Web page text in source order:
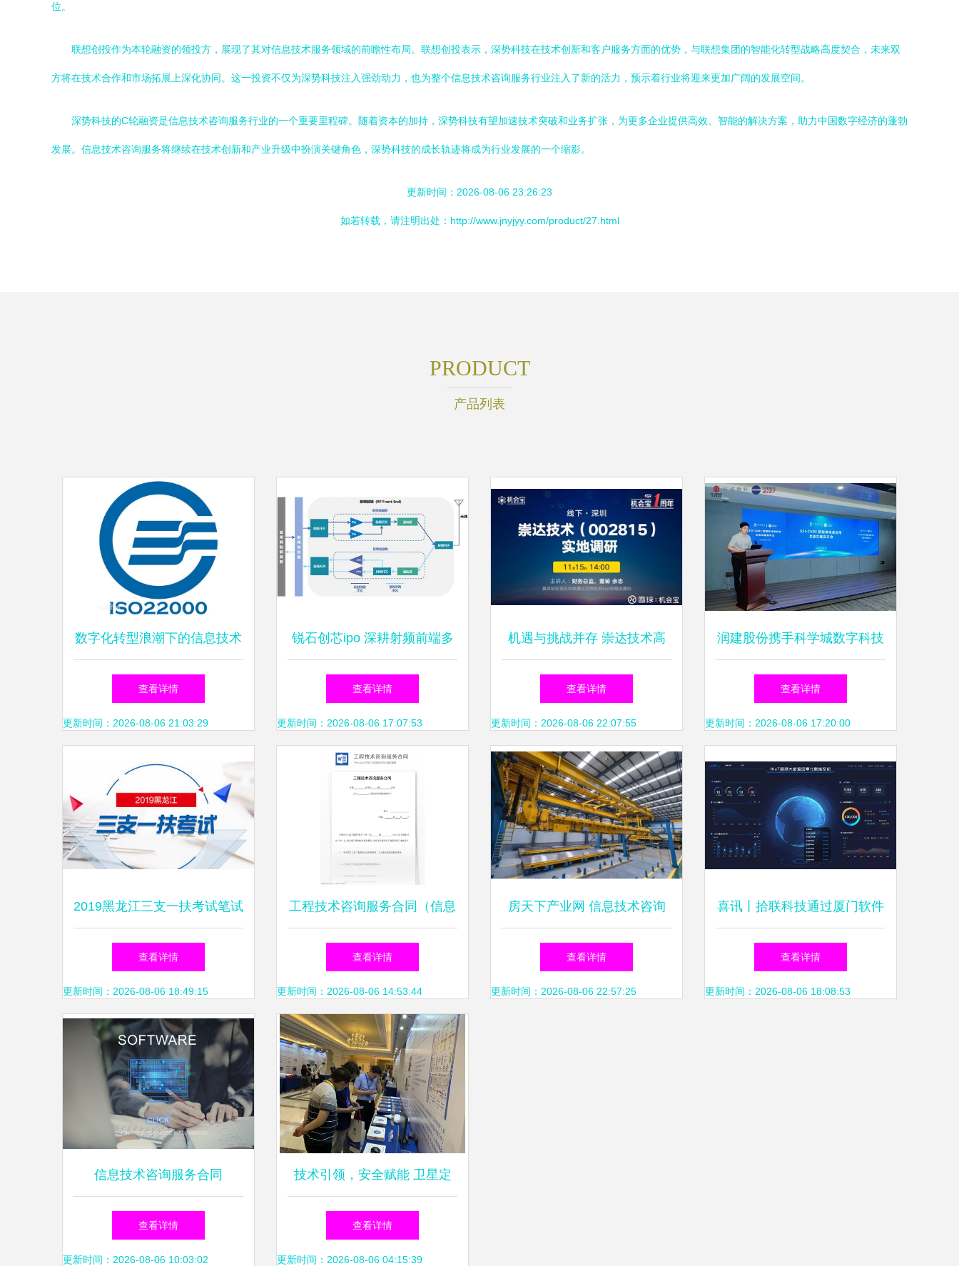
位。
联想创投作为本轮融资的领投方，展现了其对信息技术服务领域的前瞻性布局。联想创投表示，深势科技在技术创新和客户服务方面的优势，与联想集团的智能化转型战略高度契合，未来双
方将在技术合作和市场拓展上深化协同。这一投资不仅为深势科技注入强劲动力，也为整个信息技术咨询服务行业注入了新的活力，预示着行业将迎来更加广阔的发展空间。
深势科技的C轮融资是信息技术咨询服务行业的一个重要里程碑。随着资本的加持，深势科技有望加速技术突破和业务扩张，为更多企业提供高效、智能的解决方案，助力中国数字经济的蓬勃
发展。信息技术咨询服务将继续在技术创新和产业升级中扮演关键角色，深势科技的成长轨迹将成为行业发展的一个缩影。
更新时间：2026-08-06 23:26:23
如若转载，请注明出处：http://www.jnyjyy.com/product/27.html
PRODUCT
产品列表
数字化转型浪潮下的信息技术
咨询服务与管理体系标准
查看详情
更新时间：2026-08-06 21:03:29
锐石创芯ipo 深耕射频前端多
领域,完整客户版图构筑发展
优势
查看详情
更新时间：2026-08-06 17:07:53
机遇与挑战并存 崇达技术高
管正面回应批量转型前景可期
查看详情
更新时间：2026-08-06 22:07:55
润建股份携手科学城数字科技
集团，共筑AI运维新生态
查看详情
更新时间：2026-08-06 17:20:00
2019黑龙江三支一扶考试笔试
内容及信息技术咨询服务详解
查看详情
更新时间：2026-08-06 18:49:15
工程技术咨询服务合同（信息
技术咨询服务）
查看详情
更新时间：2026-08-06 14:53:44
房天下产业网 信息技术咨询
服务助力行业数字化转型
查看详情
更新时间：2026-08-06 22:57:25
喜讯丨拾联科技通过厦门软件
和信息技术服务一类企业备案
年审，持续赋能信息技术咨询
查看详情
更新时间：2026-08-06 18:08:53
信息技术咨询服务合同
查看详情
更新时间：2026-08-06 10:03:02
技术引领，安全赋能 卫星定
位产品荣入工信部创新方案典
型案例
查看详情
更新时间：2026-08-06 04:15:39